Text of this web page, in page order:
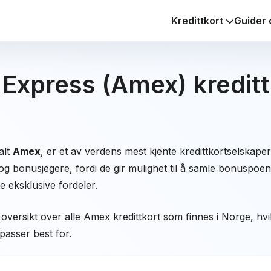
Kredittkort Guider
(Amex)
Amex, er et av verdens mest kjente
bonusjegere, fordi de gir mulighet til å samle
eksklusive fordeler.
over alle Amex kredittkort som finnes i Norge,
best for.